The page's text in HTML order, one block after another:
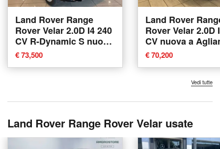
Land Rover Range
Rover Velar 2.0D I4 240
CV R-Dynamic S nuova
a Agliana
€ 73,500
Land Rover
Rover Velar 2.0D
CV nuova a
€ 70,200
Vedi tutte
Land Rover Range Rover Velar usate